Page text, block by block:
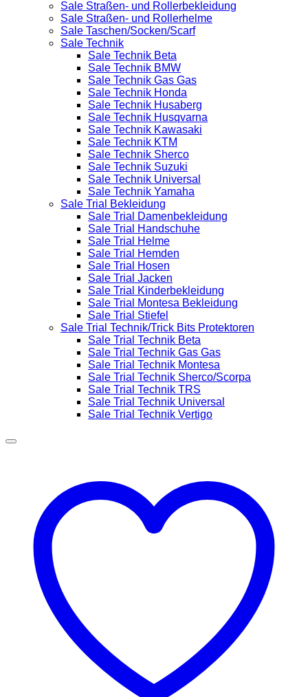
Sale Straßen- und Rollerbekleidung
Sale Straßen- und Rollerhelme
Sale Taschen/Socken/Scarf
Sale Technik
Sale Technik Beta
Sale Technik BMW
Sale Technik Gas Gas
Sale Technik Honda
Sale Technik Husaberg
Sale Technik Husqvarna
Sale Technik Kawasaki
Sale Technik KTM
Sale Technik Sherco
Sale Technik Suzuki
Sale Technik Universal
Sale Technik Yamaha
Sale Trial Bekleidung
Sale Trial Damenbekleidung
Sale Trial Handschuhe
Sale Trial Helme
Sale Trial Hemden
Sale Trial Hosen
Sale Trial Jacken
Sale Trial Kinderbekleidung
Sale Trial Montesa Bekleidung
Sale Trial Stiefel
Sale Trial Technik/Trick Bits Protektoren
Sale Trial Technik Beta
Sale Trial Technik Gas Gas
Sale Trial Technik Montesa
Sale Trial Technik Sherco/Scorpa
Sale Trial Technik TRS
Sale Trial Technik Universal
Sale Trial Technik Vertigo